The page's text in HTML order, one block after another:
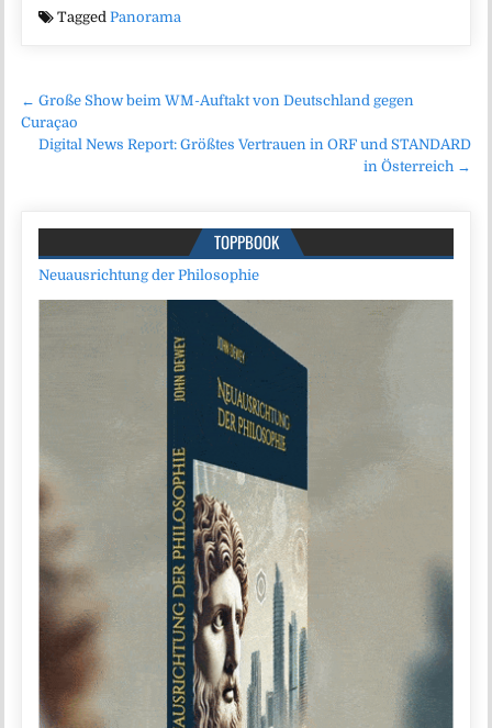
TaggedPanorama
Beitragsnavigation
← Große Show beim WM-Auftakt von Deutschland gegen
Curaçao
Digital News Report: Größtes Vertrauen in ORF und STANDARD
in Österreich →
TOPPBOOK
Neuausrichtung der Philosophie